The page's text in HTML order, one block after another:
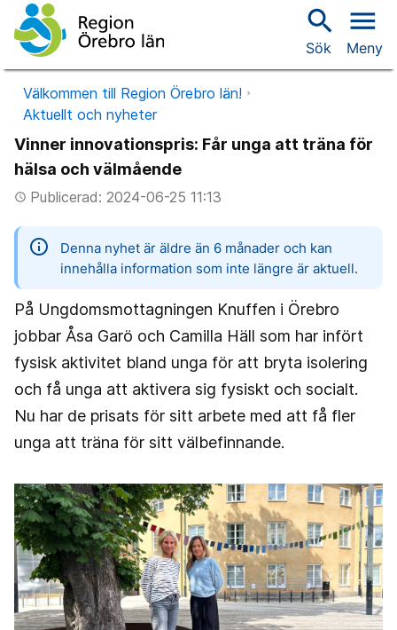
search
Sök
menu
Meny
Välkommen till Region Örebro län!
Aktuellt och nyheter
Vinner innovationspris: Får unga att träna för
hälsa och välmående
access_timePublicerad: 2024-06-25 11:13
information
Denna nyhet är äldre än 6 månader och kan
innehålla information som inte längre är aktuell.
På Ungdomsmottagningen Knuffen i Örebro
jobbar Åsa Garö och Camilla Häll som har infört
fysisk aktivitet bland unga för att bryta isolering
och få unga att aktivera sig fysiskt och socialt.
Nu har de prisats för sitt arbete med att få fler
unga att träna för sitt välbefinnande.